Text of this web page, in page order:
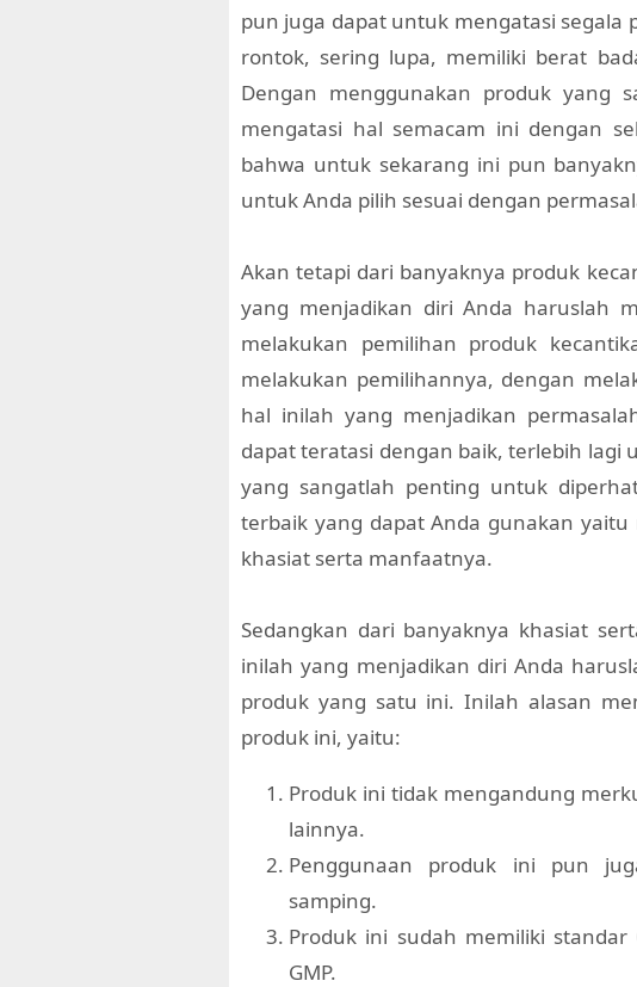
pun juga dapat untuk mengatasi segala
rontok, sering lupa, memiliki berat
Dengan menggunakan produk yang
mengatasi hal semacam ini dengan
bahwa untuk sekarang ini pun
untuk Anda pilih sesuai dengan
Akan tetapi dari banyaknya produk
yang menjadikan diri Anda haruslah
melakukan pemilihan produk
melakukan pemilihannya, dengan
hal inilah yang menjadikan
dapat teratasi dengan baik, terlebih lagi
yang sangatlah penting untuk
terbaik yang dapat Anda gunakan
khasiat serta manfaatnya.
Sedangkan dari banyaknya khasiat
inilah yang menjadikan diri Anda
produk yang satu ini. Inilah alasan
produk ini, yaitu:
Produk ini tidak mengandung
lainnya.
Penggunaan produk ini pun
samping.
Produk ini sudah memiliki
GMP.